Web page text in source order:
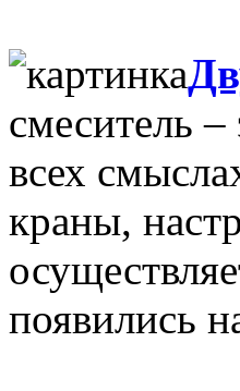
смеситель
всех
краны,
появились